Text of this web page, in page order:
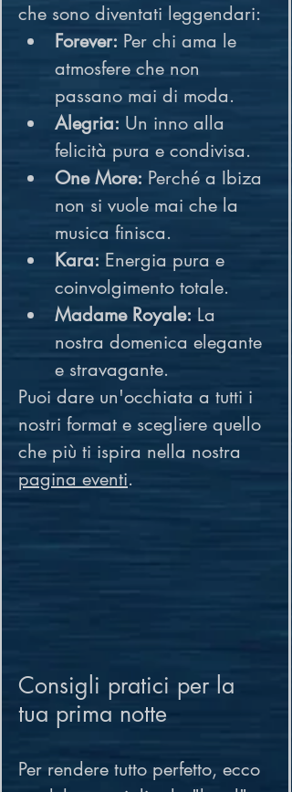
che sono diventati leggendari:
Forever: Per chi ama le
atmosfere che non
passano mai di moda.
Alegria: Un inno alla
felicità pura e condivisa.
One More: Perché a Ibiza
non si vuole mai che la
musica finisca.
Kara: Energia pura e
coinvolgimento totale.
Madame Royale: La
nostra domenica elegante
e stravagante.
Puoi dare un'occhiata a tutti i
nostri format e scegliere quello
che più ti ispira nella nostra
pagina eventi.
Consigli pratici per la
tua prima notte
Per rendere tutto perfetto, ecco